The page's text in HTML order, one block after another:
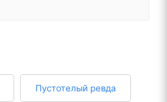
Пустотелый ревда